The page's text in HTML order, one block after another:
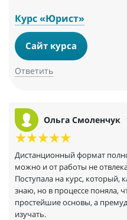
Курс «Юрист»
Сайт курса
Ответить
Ольга Смоленчук
Дистанционный формат
можно и от работы не
Поступала на курс, который,
знаю, но в процессе поняла,
простейшие основы, а
изучать.